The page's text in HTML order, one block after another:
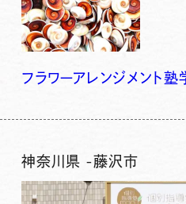
フラワーアレンジメント塾
神奈川県 -藤沢市